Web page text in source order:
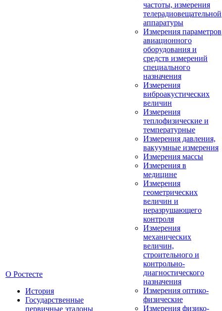
О Ростесте
История
Государственные
первичные эталоны
частоты, измерения
телерадиовещательной
аппаратуры
Измерения параметров
авиационного
оборудования и
средств измерений
специального
назначения
Измерения
виброакустических
величин
Измерения
теплофизические и
температурные
Измерения давления,
вакуумные измерения
Измерения массы
Измерения в
медицине
Измерения
геометрических
величин и
неразрушающего
контроля
Измерения
механических
величин,
строительного и
контрольно-
диагностического
назначения
Измерения оптико-
физические
Измерения физико-